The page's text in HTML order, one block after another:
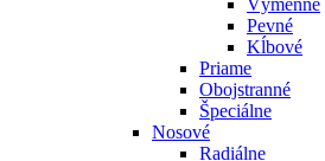
Výmenné
Pevné
Kĺbové
Priame
Obojstranné
Špeciálne
Nosové
Radiálne